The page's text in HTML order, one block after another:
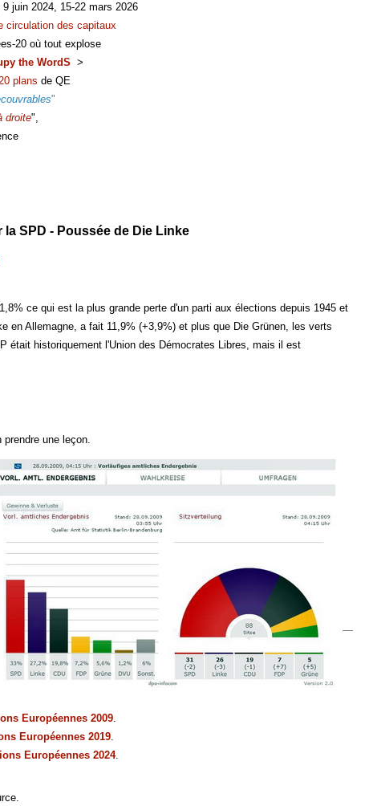
juin 2024, 15-22 mars 2026
circulation des capitaux
20 où tout explose
the WordS >
plans de QE
"
droite",
SPD - Poussée de Die Linke
ce qui est la plus grande perte d'un parti aux élections depuis 1945 et
en Allemagne, a fait 11,9% (+3,9%) et plus que Die Grünen, les verts
était historiquement l'Union des Démocrates Libres, mais il est
une leçon.
Européennes 2009
Européennes 2019
Européennes 2024.